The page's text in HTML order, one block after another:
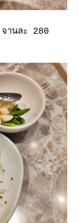
จานละ 280